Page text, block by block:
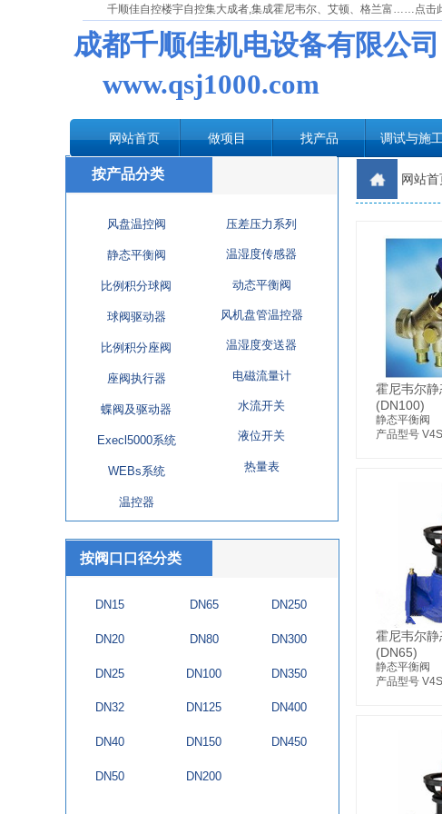
网站首页 做项目 找产品 调试与施
千顺佳自控楼宇自控集大成者,集成霍尼韦尔、艾顿、格兰富……点击此
成都千顺佳机电设备有限公司
www.qsj1000.com
按产品分类 网站首
压差压力系列
温湿度传感器
动态平衡阀
风机盘管温控器
温湿度变送器
电磁流量计
水流开关
液位开关
热量表
风盘温控阀
静态平衡阀
比例积分球阀
球阀驱动器
比例积分座阀
座阀执行器
蝶阀及驱动器
Execl5000系统
WEBs系统
温控器
霍尼韦尔
(DN100)
静态平衡阀
产品型号
霍尼韦尔
(DN65)
静态平衡阀
产品型号
按阀口口径分类
DN65
DN80
DN100
DN125
DN150
DN200
DN15
DN20
DN25
DN32
DN40
DN50
DN250
DN300
DN350
DN400
DN450